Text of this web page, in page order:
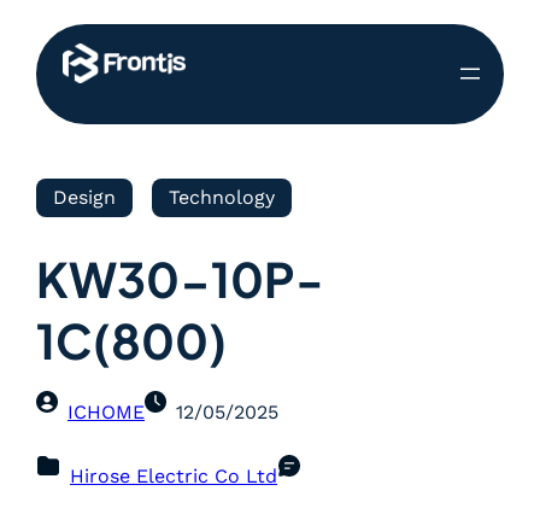
Design Technology
KW30-10P-
1C(800)
ICHOME 12/05/2025
Hirose Electric Co Ltd